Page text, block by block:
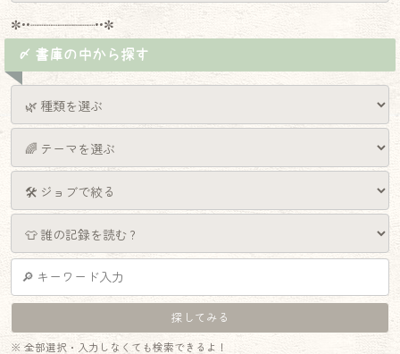
✼••┈┈┈┈┈┈┈┈┈••✼
〆 書庫の中から探す
※ 全部選択・入力しなくても検索できるよ！